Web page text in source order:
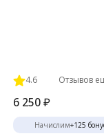
4.6 Отзывов
6 250₽
Начислим+125